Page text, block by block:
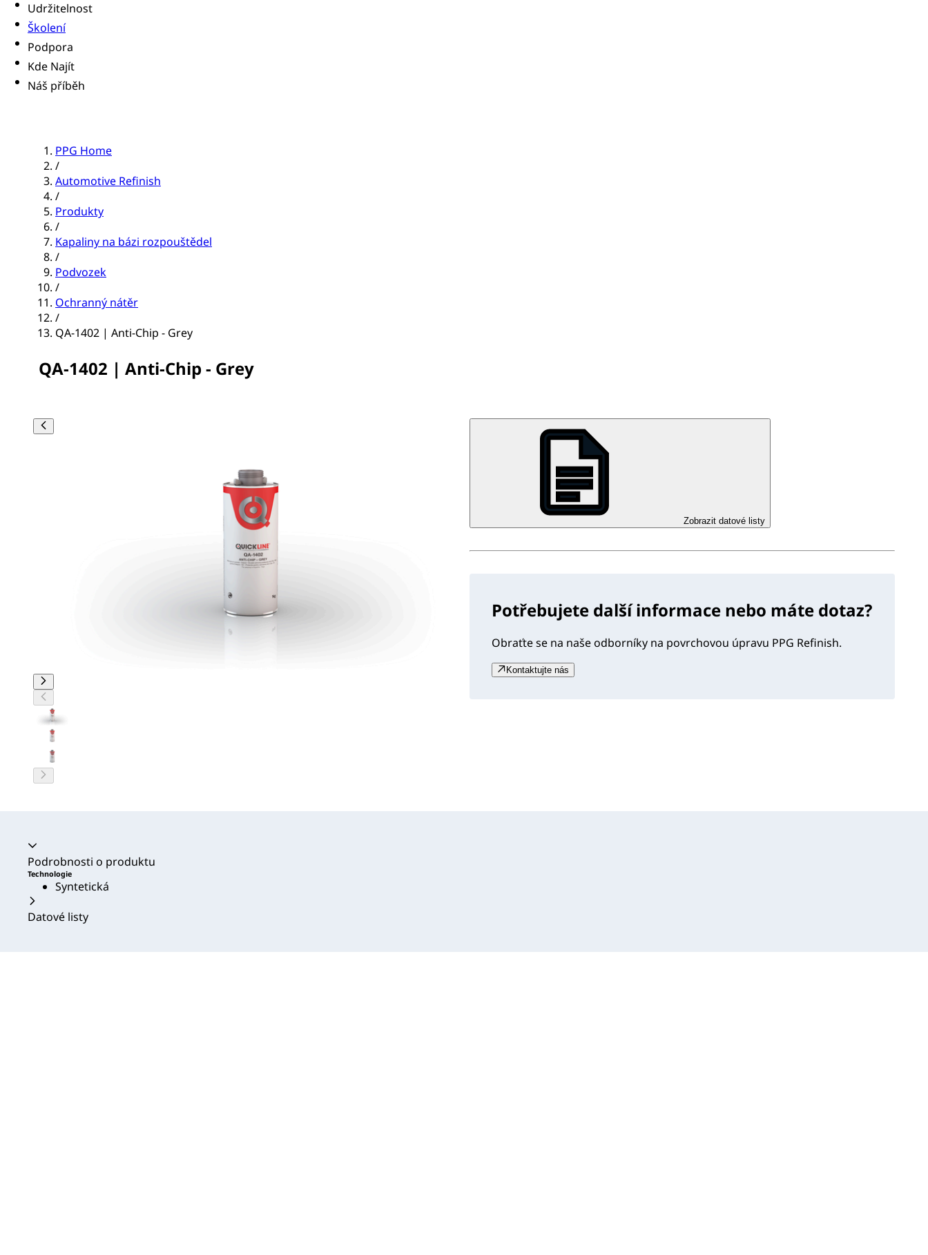
Udržitelnost
Školení
Podpora
Kde Najít
Náš příběh
PPG Home
/
Automotive Refinish
/
Produkty
/
Kapaliny na bázi rozpouštědel
/
Podvozek
/
Ochranný nátěr
/
QA-1402 | Anti-Chip - Grey
QA-1402 | Anti-Chip - Grey
Zobrazit datové listy
Potřebujete další informace nebo máte dotaz?
Obraťte se na naše odborníky na povrchovou úpravu PPG Refinish.
Kontaktujte nás
Akordeon se zhroutil
Podrobnosti o produktu
Technologie
Syntetická
Datové listy